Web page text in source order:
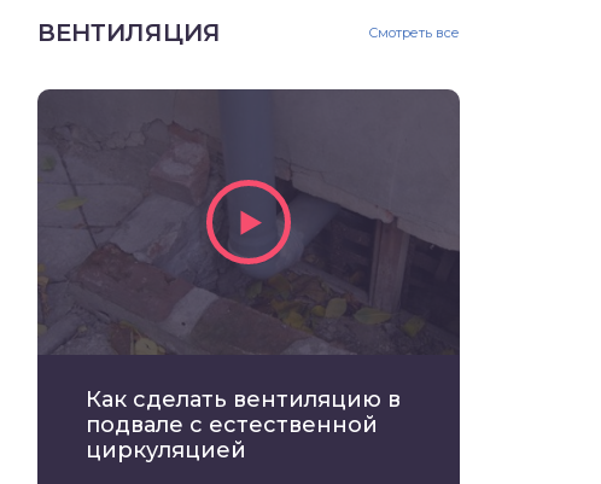
ВЕНТИЛЯЦИЯ Смотреть все
Как сделать вентиляцию в
подвале с естественной
циркуляцией